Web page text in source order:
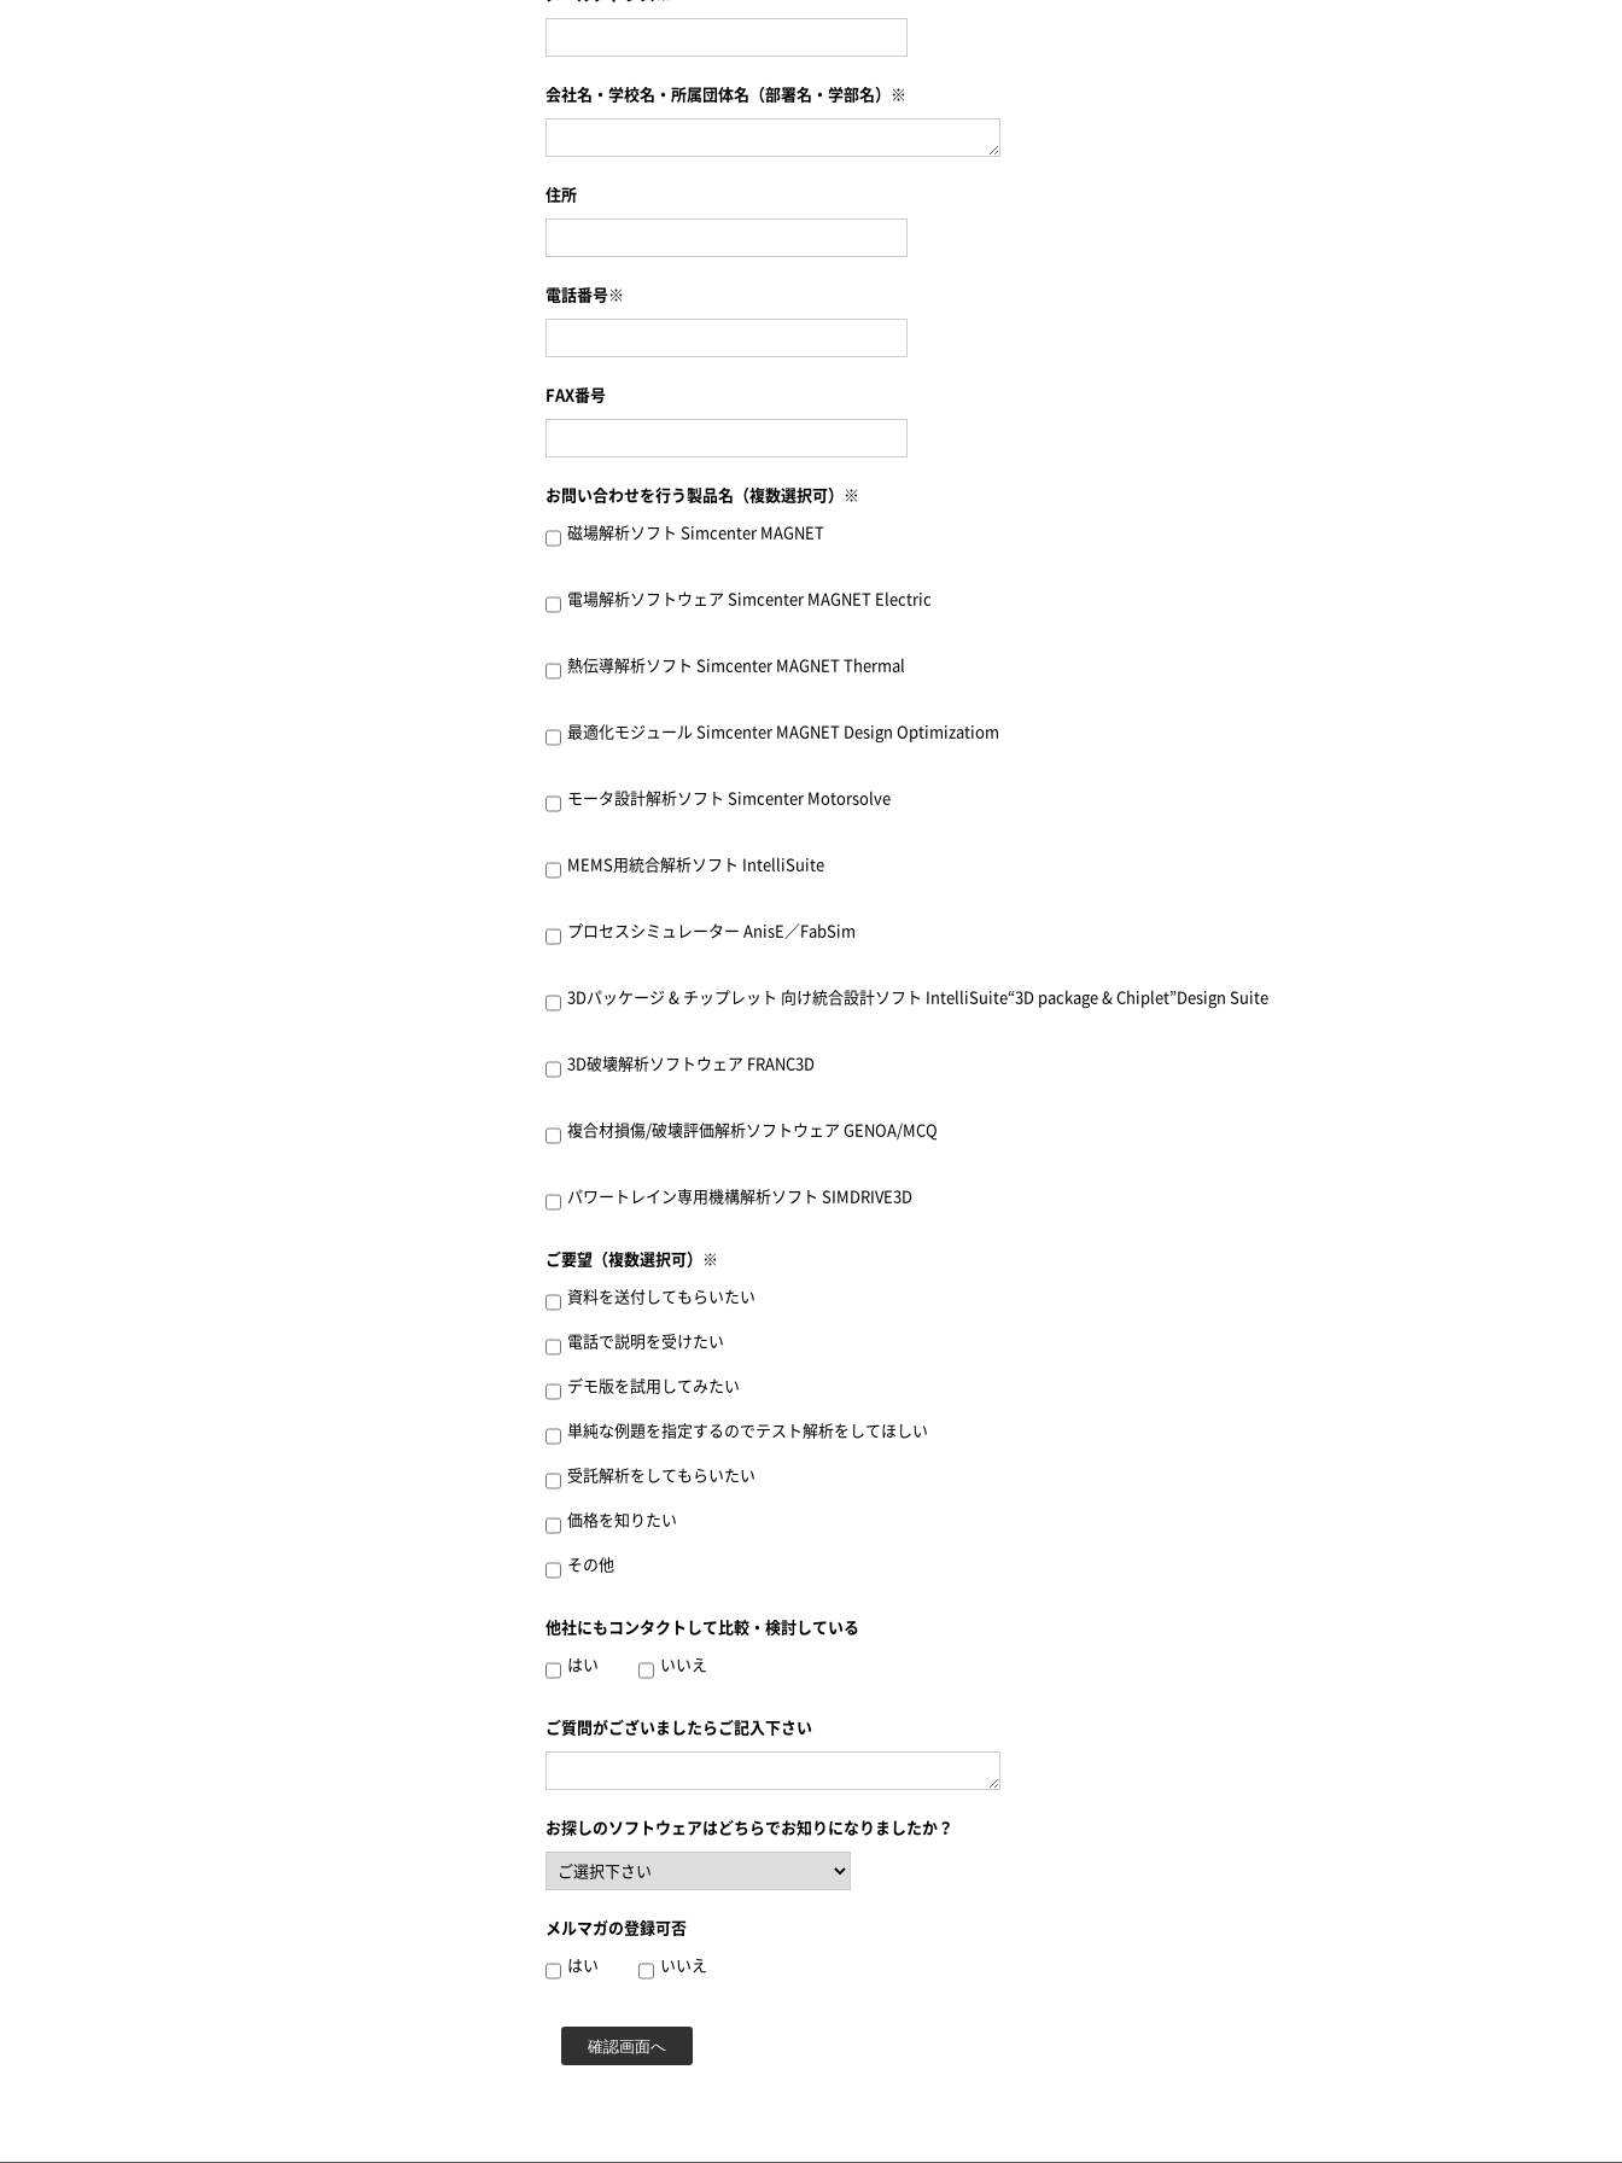
会社名・学校名・所属団体名（部署名・学部名）※
住所
電話番号※
FAX番号
お問い合わせを行う製品名（複数選択可）※
磁場解析ソフト Simcenter MAGNET
電場解析ソフトウェア Simcenter MAGNET Electric
熱伝導解析ソフト Simcenter MAGNET Thermal
最適化モジュール Simcenter MAGNET Design Optimizatiom
モータ設計解析ソフト Simcenter Motorsolve
MEMS用統合解析ソフト IntelliSuite
プロセスシミュレーター AnisE／FabSim
3Dパッケージ & チップレット 向け統合設計ソフト IntelliSuite“3D package & Chiplet”Design Suite
3D破壊解析ソフトウェア FRANC3D
複合材損傷/破壊評価解析ソフトウェア GENOA/MCQ
パワートレイン専用機構解析ソフト SIMDRIVE3D
ご要望（複数選択可）※
資料を送付してもらいたい
電話で説明を受けたい
デモ版を試用してみたい
単純な例題を指定するのでテスト解析をしてほしい
受託解析をしてもらいたい
価格を知りたい
その他
他社にもコンタクトして比較・検討している
はい いいえ
ご質問がございましたらご記入下さい
お探しのソフトウェアはどちらでお知りになりましたか？
メルマガの登録可否
はい いいえ